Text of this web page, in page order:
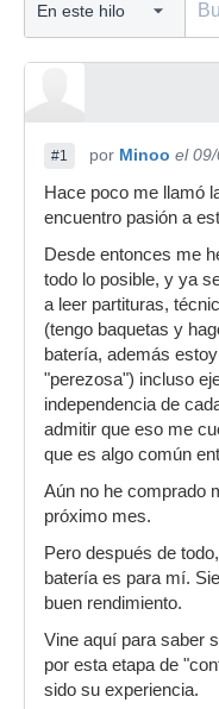
#1 por Minoo el
Hace poco me llamó
encuentro pasión a
Desde entonces me
todo lo posible, y ya
a leer partituras,
(tengo baquetas y
batería, además
"perezosa") incluso
independencia de
admitir que eso me
que es algo común
Aún no he comprado
próximo mes.
Pero después de
batería es para mí.
buen rendimiento.
Vine aquí para saber
por esta etapa de
sido su experiencia.